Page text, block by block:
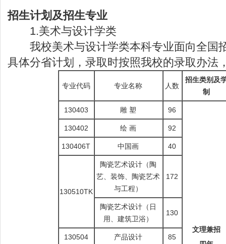
招生计划及招生专业
1.美术与设计学类
我校美术与设计学类本科专业面向全国
具体分省计划，录取时按照我校的录取办法
专业代码 专业名称 人数
招生类别及
制
130403 雕 塑 96
文理兼招
130402 绘 画 92
130406T 中国画 40
130510TK
陶瓷艺术设计（陶
艺、装饰、陶瓷艺术
与工程）
172
陶瓷艺术设计（日
用、建筑卫浴）
130
130504 产品设计 85